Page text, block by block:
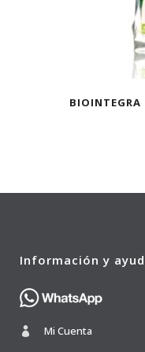
BIOINTEGRA
Información y
Mi Cuenta